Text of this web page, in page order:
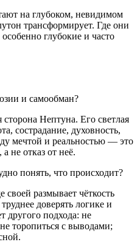
на глубоком, невидимом
трансформирует. Где они
глубокие и часто
и самообман?
Нептуна. Его светлая
сострадание, духовность,
мечтой и реальностью — это
не отказ от неё.
понять, что происходит?
размывает чёткость
доверять логике и
другого подхода: не
торопиться с выводами;